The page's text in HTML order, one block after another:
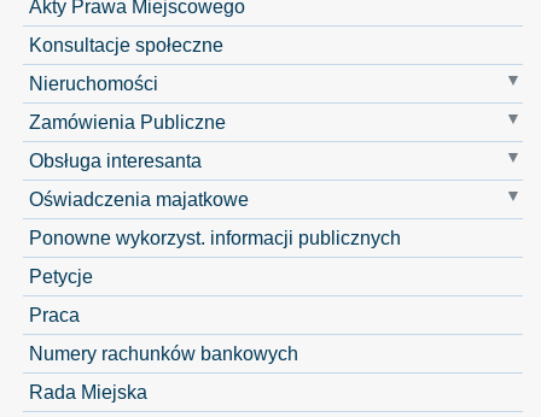
Akty Prawa Miejscowego
Konsultacje społeczne
Nieruchomości
Zamówienia Publiczne
Obsługa interesanta
Oświadczenia majatkowe
Ponowne wykorzyst. informacji publicznych
Petycje
Praca
Numery rachunków bankowych
Rada Miejska